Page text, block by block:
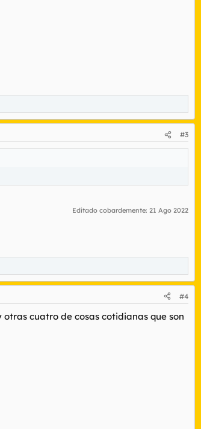
#3
Editado cobardemente: 21 Ago 2022
#4
cuatro de cosas cotidianas que son